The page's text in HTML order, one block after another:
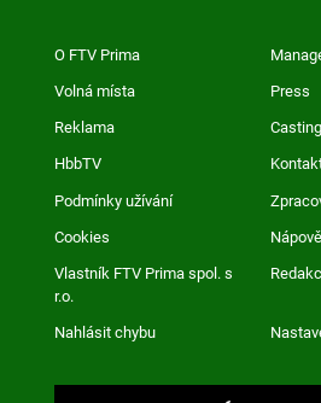
O FTV Prima
Volná místa Press
Reklama
HbbTV
Podmínky užívání
Cookies
Vlastník FTV Prima spol. s
r.o.
Nahlásit chybu